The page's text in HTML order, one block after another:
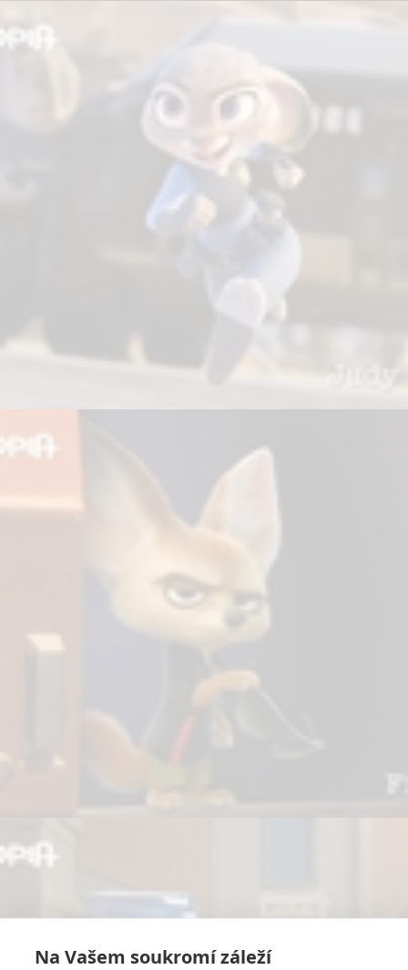
Na Vašem soukromí záleží